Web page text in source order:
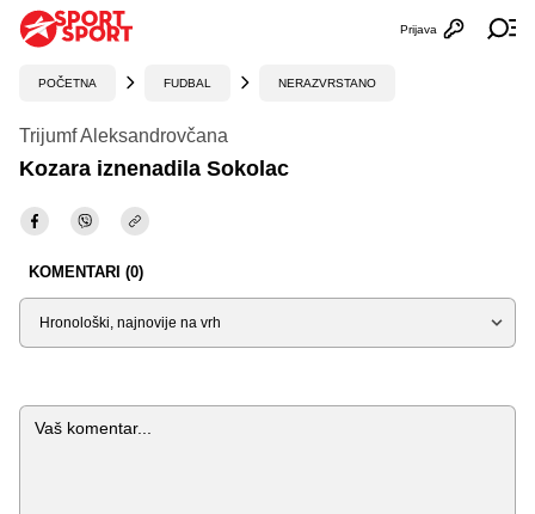
Otvori
Prijava
POČETNA FUDBAL NERAZVRSTANO
Trijumf Aleksandrovčana
Kozara iznenadila Sokolac
KOMENTARI (0)
Sortiraj
Komentar